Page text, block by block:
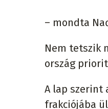
– mondta
Nem tetszik
ország
A lap szerint
frakciójába